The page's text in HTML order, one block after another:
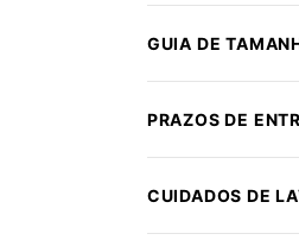
GUIA DE
PRAZOS DE
CUIDADOS DE